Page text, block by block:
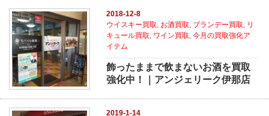
2018-12-8
ウイスキー買取, お酒買取, ブランデー買取, リ
キュール買取, ワイン買取,今月の買取強化ア
イテム
飾ったままで飲まないお酒を買取
強化中！｜アンジェリーク伊那店
2019-1-14